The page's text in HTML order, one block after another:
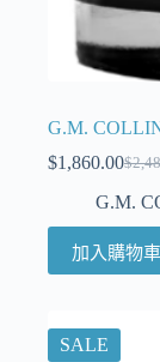
G.M.
$
$1,860.00
G.M.
加入購物車
SALE